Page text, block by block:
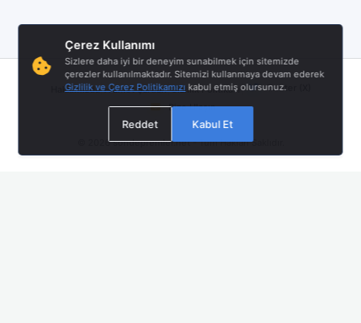
Hakkımızda|Hizmet Şartları|Gizlilik Politikası |
Twitter (X)
Bize Ulaşın
© 2026sondepremler.net- Tüm Hakları Saklıdır.
Çerez Kullanımı
Sizlere daha iyi bir deneyim sunabilmek için sitemizde
çerezler kullanılmaktadır. Sitemizi kullanmaya devam ederek
Gizlilik ve Çerez Politikamızı kabul etmiş olursunuz.
Reddet Kabul Et